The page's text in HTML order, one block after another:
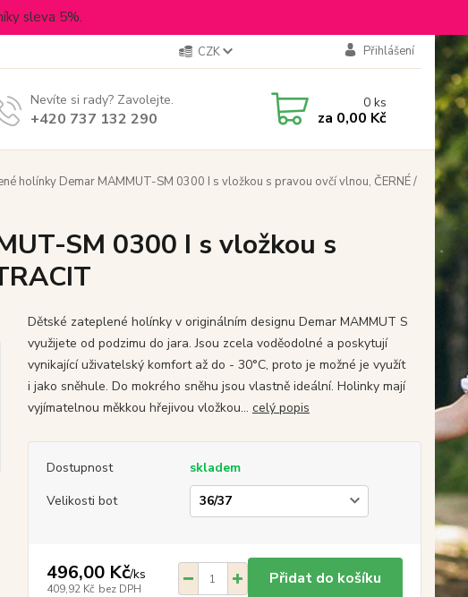
sleva 5%.
CZK Přihlášení
Nevíte si rady? Zavolejte.
+420 737 132 290
0ks
za 0,00 Kč
holínky Demar MAMMUT-SM 0300 I s vložkou s pravou ovčí vlnou, ČERNÉ /
SM 0300 I s vložkou s
Dětské zateplené holínky v originálním designu Demar MAMMUT S
využijete od podzimu do jara. Jsou zcela voděodolné a poskytují
vynikající uživatelský komfort až do - 30°C, proto je možné je využít
i jako sněhule. Do mokrého sněhu jsou vlastně ideální. Holinky mají
vyjímatelnou měkkou hřejivou vložkou... celý popis
Dostupnost
skladem
Velikosti bot
496,00 Kč/ks
409,92 Kč bez DPH
Přidat do košíku